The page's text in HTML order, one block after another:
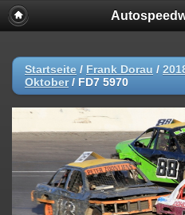
Startseite / Frank Dorau /
Oktober/ FD7 5970